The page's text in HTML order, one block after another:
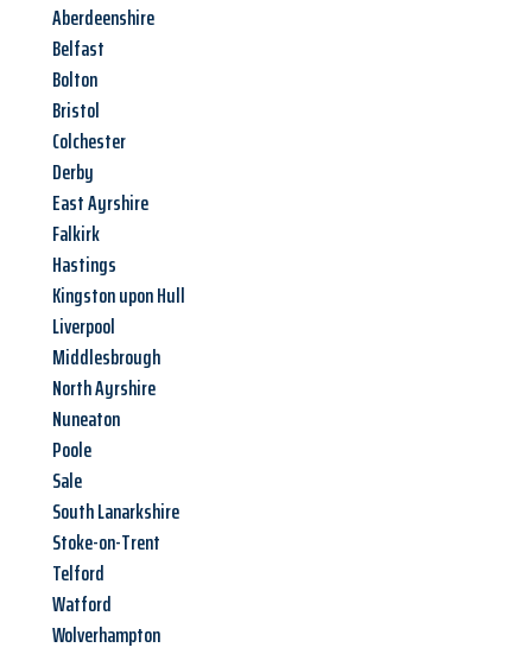
Aberdeenshire
Belfast
Bolton
Bristol
Colchester
Derby
East Ayrshire
Falkirk
Hastings
Kingston upon Hull
Liverpool
Middlesbrough
North Ayrshire
Nuneaton
Poole
Sale
South Lanarkshire
Stoke-on-Trent
Telford
Watford
Wolverhampton